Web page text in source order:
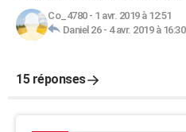
Co_4780- 1 avr. 2019 à 12:51
Daniel 26- 4 avr. 2019 à 16:30
15 réponses